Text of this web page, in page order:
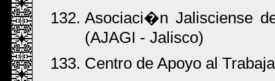
Asociaci�n Jalisciense
(AJAGI - Jalisco)
Centro de Apoyo al